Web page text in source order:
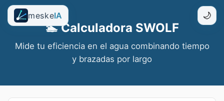
meskeIA 🌙
🏊 Calculadora SWOLF
Mide tu eficiencia en el agua combinando tiempo
y brazadas por largo